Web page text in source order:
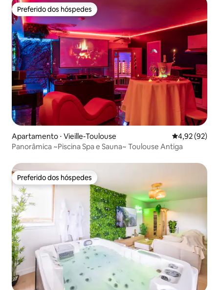
Preferido dos hóspedes
Preferido dos hóspedes
Apartamento ⋅ Vieille-Toulouse 4,92 de uma
4,92 (92)
Panorâmica ~Piscina Spa e Sauna~ Toulouse Antiga
Preferido dos hóspedes
Preferido dos hóspedes